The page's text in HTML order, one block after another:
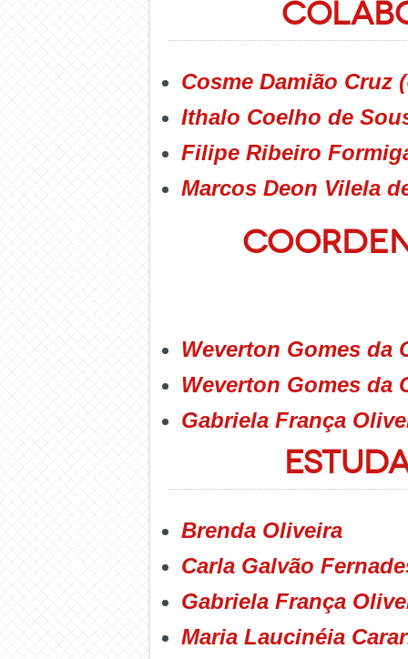
Cosme Damião Cruz
Ithalo Coelho de
Filipe Ribeiro
Marcos Deon Vilela
Weverton Gomes da
Weverton Gomes da
Gabriela França
Brenda Oliveira
Carla Galvão
Gabriela França
Maria Laucinéia